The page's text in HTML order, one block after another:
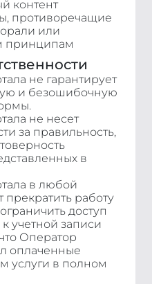
контент
противоречащие
или
принципам
не гарантирует
и безошибочную
не несет
за правильность,
в
в любой
работу
доступ
учетной записи
Оператор
оплаченные
услуги в полном